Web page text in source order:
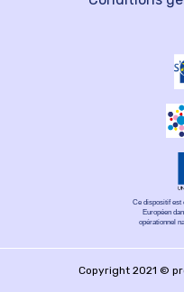
Ce dispositif est
Européen
opérationnel
Copyright 2021 ©